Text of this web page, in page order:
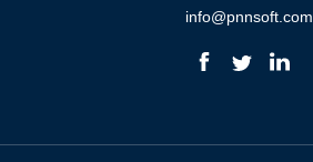
info@pnnsoft.com